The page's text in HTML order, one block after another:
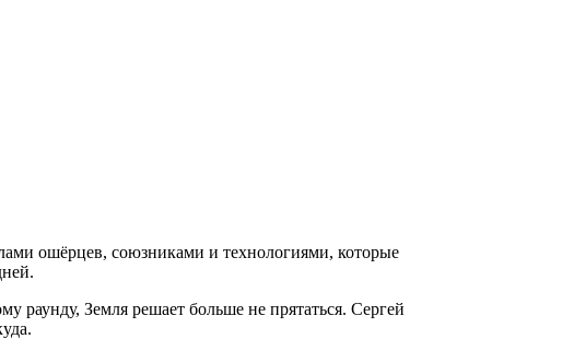
ошёрцев, союзниками и технологиями, которые
раунду, Земля решает больше не прятаться. Сергей